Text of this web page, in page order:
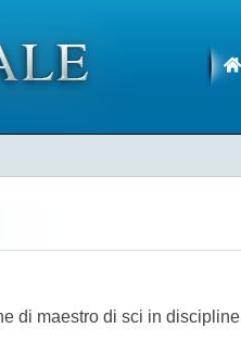
di maestro di sci in discipline